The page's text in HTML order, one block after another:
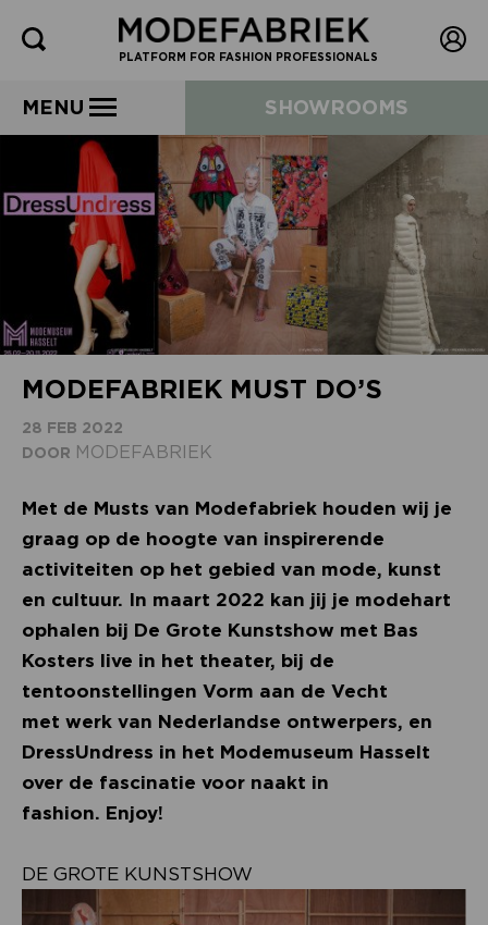
PLATFORM FOR FASHION PROFESSIONALS
MENU SHOWROOMS
MODEFABRIEK MUST DO’S
28 FEB 2022
DOOR MODEFABRIEK
Met de Musts van Modefabriek houden wij je
graag op de hoogte van inspirerende
activiteiten op het gebied van mode, kunst
en cultuur. In maart 2022 kan jij je modehart
ophalen bij De Grote Kunstshow met Bas
Kosters live in het theater, bij de
tentoonstellingen Vorm aan de Vecht
met werk van Nederlandse ontwerpers, en
DressUndress in het Modemuseum Hasselt
over de fascinatie voor naakt in
fashion. Enjoy!
DE GROTE KUNSTSHOW